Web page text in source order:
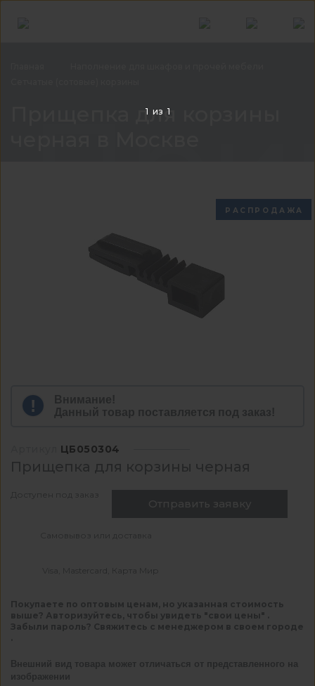
Прищепка для корзины
РАСПРОДАЖА
Внимание!
Данный товар поставляется под заказ!
ЦБ050304
Прищепка для корзины черная
Доступен под заказ
Отправить заявку
Самовывоз или доставка
Visa, Mastercard, Карта Мир
Покупаете по оптовым ценам, но указанная стоимость
выше? Авторизуйтесь, чтобы увидеть "свои цены" .
Забыли пароль? Свяжитесь с менеджером в своем городе
Внешний вид товара может отличаться от представленного на
изображении
1 из 1